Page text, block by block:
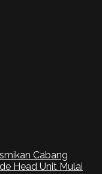
Cabang
Head Unit Mulai